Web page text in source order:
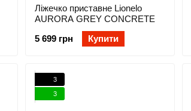
Ліжечко приставне Lionelo
AURORA GREY CONCRETE
5 699 грн
Купити
3
3